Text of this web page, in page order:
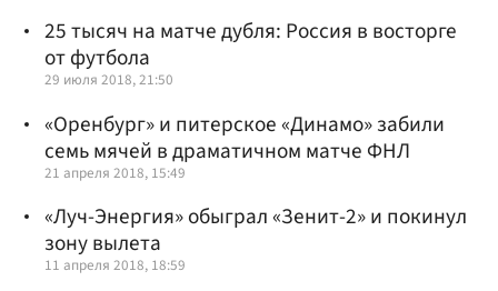
25 тысяч на матче дубля: Россия в восторге
от футбола
29 июля 2018, 21:50
«Оренбург» и питерское «Динамо» забили
семь мячей в драматичном матче ФНЛ
21 апреля 2018, 15:49
«Луч-Энергия» обыграл «Зенит-2» и покинул
зону вылета
11 апреля 2018, 18:59